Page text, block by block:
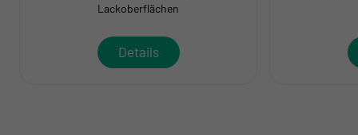
Lackoberflächen
Details